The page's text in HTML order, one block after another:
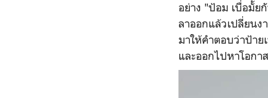
อย่าง "ป้อม เบื่อมั้ย
ลาออกแล้วเปลี่ยน
มาให้คำตอบว่าป้า
และออกไปหาโอกา